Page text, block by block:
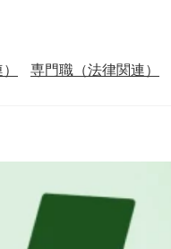
専門職（法律関連）